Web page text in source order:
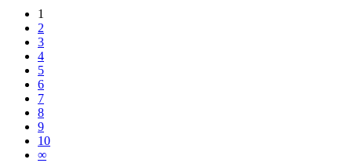
1
2
3
4
5
6
7
8
9
10
∞